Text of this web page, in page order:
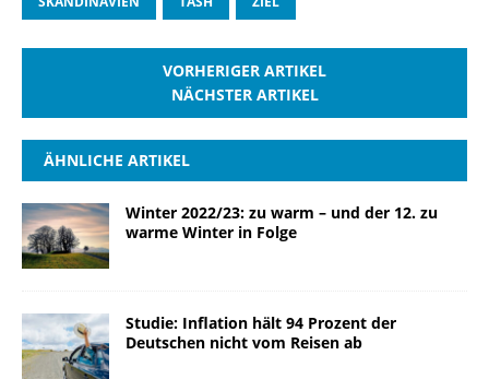
VORHERIGER ARTIKEL
NÄCHSTER ARTIKEL
ÄHNLICHE ARTIKEL
Winter 2022/23: zu warm – und der 12. zu
warme Winter in Folge
Studie: Inflation hält 94 Prozent der
Deutschen nicht vom Reisen ab